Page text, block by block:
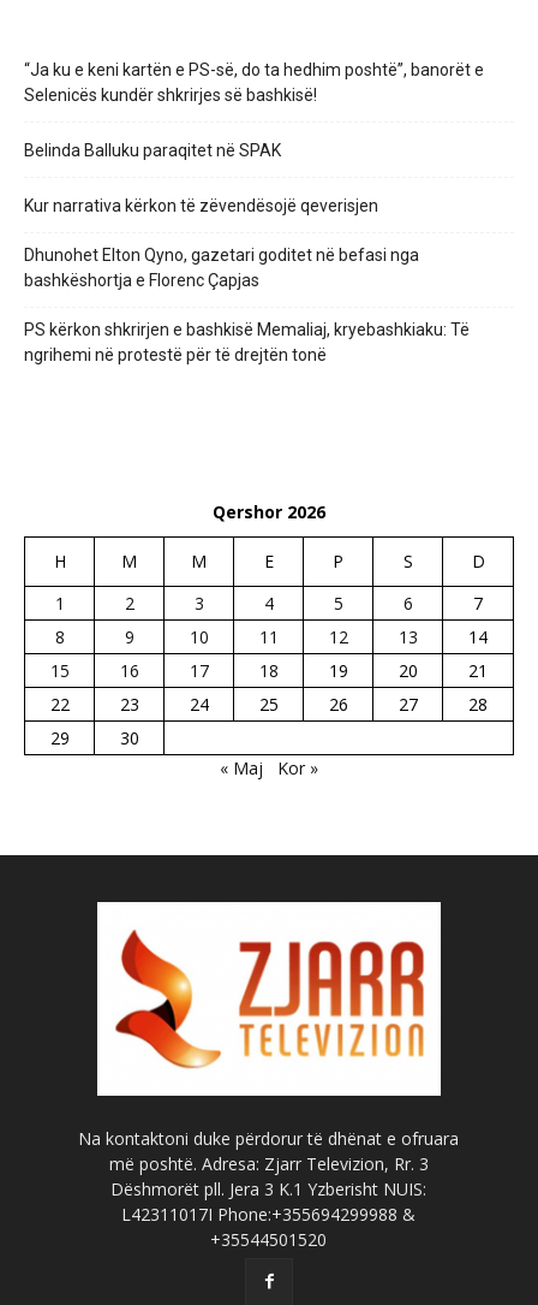
“Ja ku e keni kartën e PS-së, do ta hedhim poshtë”, banorët e
Selenicës kundër shkrirjes së bashkisë!
Belinda Balluku paraqitet në SPAK
Kur narrativa kërkon të zëvendësojë qeverisjen
Dhunohet Elton Qyno, gazetari goditet në befasi nga
bashkëshortja e Florenc Çapjas
PS kërkon shkrirjen e bashkisë Memaliaj, kryebashkiaku: Të
ngrihemi në protestë për të drejtën tonë
Qershor 2026
H M M E P S
D
1
2 3 4 5 6
7
8
9 10 11 12 13
14
15
16 17 18 19 20
21
22
23 24 25 26 27
28
29
30
« Maj
Kor »
Na kontaktoni duke përdorur të dhënat e ofruara
më poshtë. Adresa: Zjarr Televizion, Rr. 3
Dëshmorët pll. Jera 3 K.1 Yzberisht NUIS:
L42311017I Phone:+355694299988 &
+35544501520